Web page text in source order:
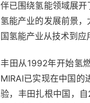
伴已围绕氢能领域展
氢能产业的发展前景
国氢能产业从技术到
丰田从1992年开始氢
MIRAI已实现在中国的
验，丰田扎根中国，